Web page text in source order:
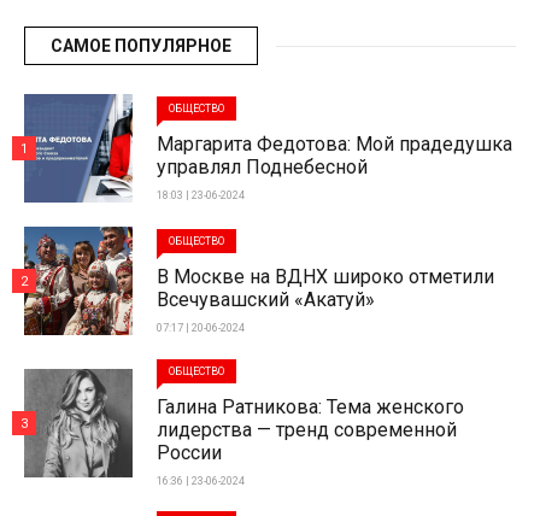
САМОЕ ПОПУЛЯРНОЕ
ОБЩЕСТВО
Маргарита Федотова: Мой прадедушка
управлял Поднебесной
18:03 | 23-06-2024
1
ОБЩЕСТВО
В Москве на ВДНХ широко отметили
Всечувашский «Акатуй»
07:17 | 20-06-2024
2
ОБЩЕСТВО
Галина Ратникова: Тема женского
лидерства — тренд современной
России
16:36 | 23-06-2024
3